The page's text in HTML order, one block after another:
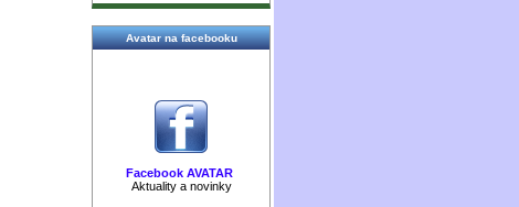
Avatar na facebooku
Facebook AVATAR
Aktuality a novinky